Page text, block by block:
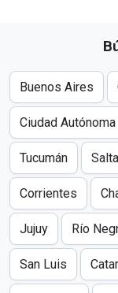
Buenos Aires
Ciudad
Tucumán Salta
Corrientes
Jujuy Río
San Luis